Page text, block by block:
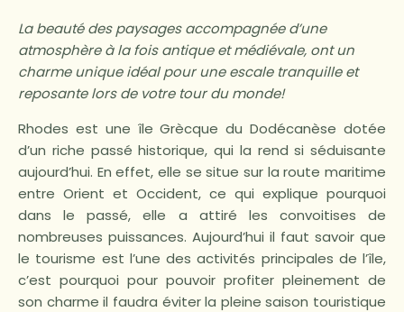
La beauté des paysages accompagnée d’une
atmosphère à la fois antique et médiévale, ont un
charme unique idéal pour une escale tranquille et
reposante lors de votre tour du monde!
Rhodes est une île Grècque du Dodécanèse dotée
d’un riche passé historique, qui la rend si séduisante
aujourd’hui. En effet, elle se situe sur la route maritime
entre Orient et Occident, ce qui explique pourquoi
dans le passé, elle a attiré les convoitises de
nombreuses puissances. Aujourd’hui il faut savoir que
le tourisme est l’une des activités principales de l’île,
c’est pourquoi pour pouvoir profiter pleinement de
son charme il faudra éviter la pleine saison touristique